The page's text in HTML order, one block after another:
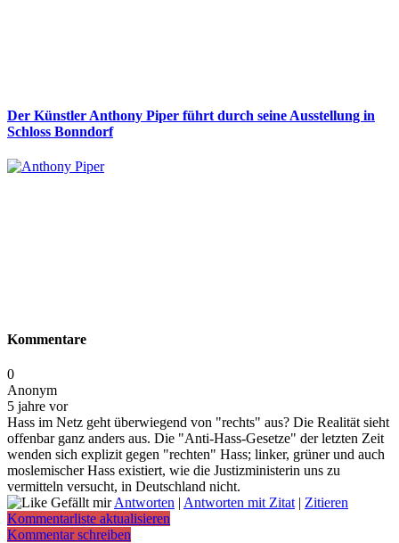
Der Künstler Anthony Piper führt durch seine Ausstellung in
Schloss Bonndorf
Kommentare
0
Anonym
5 jahre vor
Hass im Netz geht überwiegend von "rechts" aus? Die Realität sieht
offenbar ganz anders aus. Die "Anti-Hass-Gesetze" der letzten Zeit
wenden sich explizit gegen "rechten" Hass; linker, grüner und auch
moslemischer Hass existiert, wie die Justizministerin uns zu
vermitteln versucht, in Deutschland nicht.
Gefällt mirAntworten | Antworten mit Zitat | Zitieren
Kommentarliste aktualisieren
Kommentar schreiben